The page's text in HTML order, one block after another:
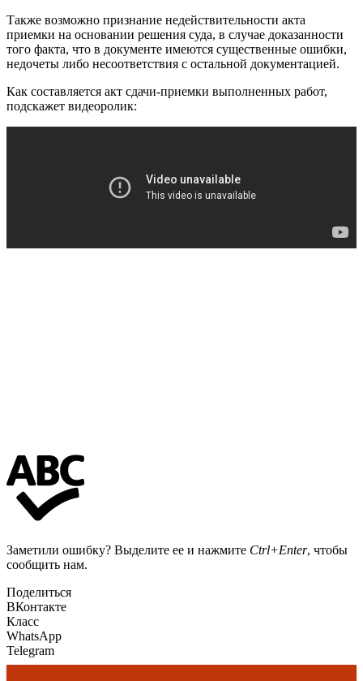
Также возможно признание недействительности акта
приемки на основании решения суда, в случае доказанности
того факта, что в документе имеются существенные ошибки,
недочеты либо несоответствия с остальной документацией.
Как составляется акт сдачи-приемки выполненных работ,
подскажет видеоролик:
Заметили ошибку? Выделите ее и нажмите Ctrl+Enter, чтобы
сообщить нам.
Поделиться
ВКонтакте
Класс
WhatsApp
Telegram